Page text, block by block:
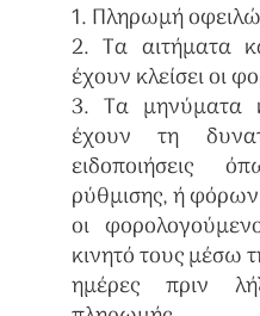
1. Πληρωμή
2. Τα αιτήματα
έχουν κλείσει οι
3. Τα μηνύματα
έχουν τη
ειδοποιήσεις
ρύθμισης, ή
οι
κινητό τους μέσω
ημέρες πριν